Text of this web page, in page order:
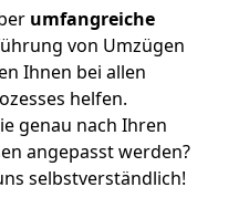
umfangreiche
von Umzügen
Ihnen bei allen
helfen.
genau nach Ihren
angepasst werden?
selbstverständlich!